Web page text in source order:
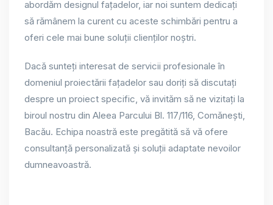
abordăm designul fațadelor, iar noi suntem dedicați
să rămânem la curent cu aceste schimbări pentru a
oferi cele mai bune soluții clienților noștri.
Dacă sunteți interesat de servicii profesionale în
domeniul proiectării fațadelor sau doriți să discutați
despre un proiect specific, vă invităm să ne vizitați la
biroul nostru din Aleea Parcului Bl. 117/116, Comănești,
Bacău. Echipa noastră este pregătită să vă ofere
consultanță personalizată și soluții adaptate nevoilor
dumneavoastră.